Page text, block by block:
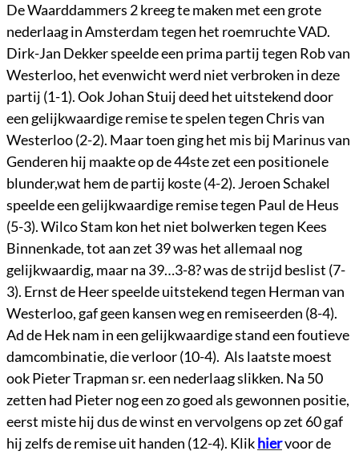
De Waarddammers 2 kreeg te maken met een grote
nederlaag in Amsterdam tegen het roemruchte VAD.
Dirk-Jan Dekker speelde een prima partij tegen Rob van
Westerloo, het evenwicht werd niet verbroken in deze
partij (1-1). Ook Johan Stuij deed het uitstekend door
een gelijkwaardige remise te spelen tegen Chris van
Westerloo (2-2). Maar toen ging het mis bij Marinus van
Genderen hij maakte op de 44ste zet een positionele
blunder,wat hem de partij koste (4-2). Jeroen Schakel
speelde een gelijkwaardige remise tegen Paul de Heus
(5-3). Wilco Stam kon het niet bolwerken tegen Kees
Binnenkade, tot aan zet 39 was het allemaal nog
gelijkwaardig, maar na 39…3-8? was de strijd beslist (7-
3). Ernst de Heer speelde uitstekend tegen Herman van
Westerloo, gaf geen kansen weg en remiseerden (8-4).
Ad de Hek nam in een gelijkwaardige stand een foutieve
damcombinatie, die verloor (10-4). Als laatste moest
ook Pieter Trapman sr. een nederlaag slikken. Na 50
zetten had Pieter nog een zo goed als gewonnen positie,
eerst miste hij dus de winst en vervolgens op zet 60 gaf
hij zelfs de remise uit handen (12-4). Klikhiervoor de